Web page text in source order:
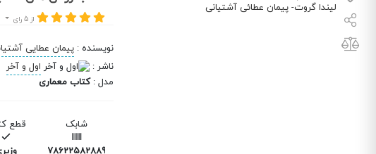
از 5 رای
نویسنده : پیمان عطایی
ناشر :
اول و آخر
مدل :کتاب معماری
شابک
9786225828896
قطع